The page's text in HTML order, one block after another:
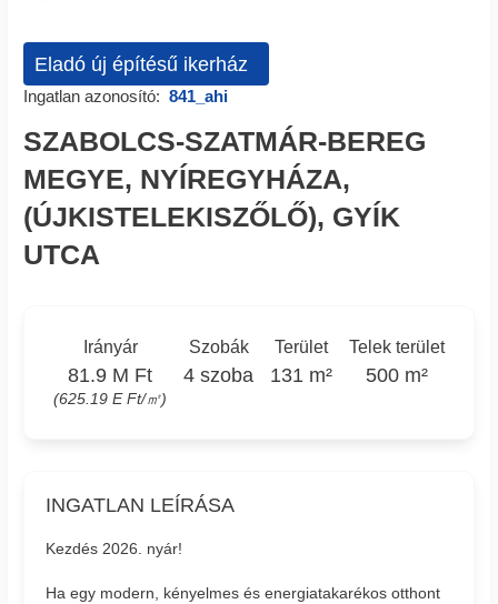
Eladó új építésű ikerház
Ingatlan azonosító: 841_ahi
SZABOLCS-SZATMÁR-BEREG
MEGYE, NYÍREGYHÁZA,
(ÚJKISTELEKISZŐLŐ), GYÍK
UTCA
Irányár
81.9 M Ft
(625.19 E Ft/㎡)
Szobák
4 szoba
Terület
131 m²
Telek terület
500 m²
INGATLAN LEÍRÁSA
Kezdés 2026. nyár!
Ha egy modern, kényelmes és energiatakarékos otthont